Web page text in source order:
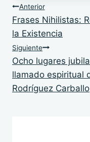
la
entrada:
Navegación
de
entradas
Anterior
Frases Nihilistas:
la Existencia
Siguiente
Ocho lugares
llamado espiritual
Rodríguez Carballo